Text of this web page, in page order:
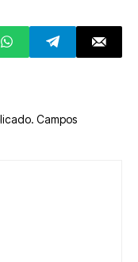
no
de 2016
Campos